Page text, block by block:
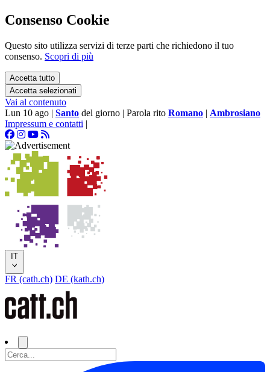
Consenso Cookie
Questo sito utilizza servizi di terze parti che richiedono il tuo
consenso. Scopri di più
Accetta tutto
Accetta selezionati
Vai al contenuto
Lun 10 ago | Santo del giorno | Parola rito Romano | Ambrosiano
Impressum e contatti |
IT
FR (cath.ch) DE (kath.ch)